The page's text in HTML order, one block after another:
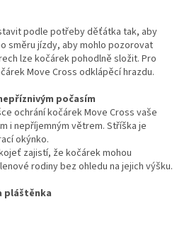
podle potřeby děťátka tak, aby
směru jízdy, aby mohlo pozorovat
lze kočárek pohodlně složit. Pro
Move Cross odklápěcí hrazdu.
počasím
ochrání kočárek Move Cross vaše
i nepříjemným větrem. Stříška je
okýnko.
zajistí, že kočárek mohou
rodiny bez ohledu na jejich výšku.
pláštěnka